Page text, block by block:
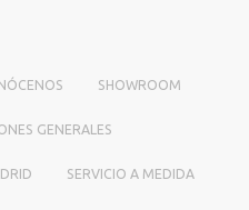
SHOWROOM
GENERALES
SERVICIO A MEDIDA